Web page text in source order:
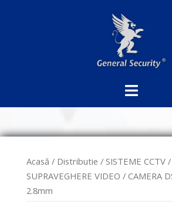
Acasă / Distributie / SISTEME CCTV /
SUPRAVEGHERE VIDEO / CAMERA
2.8mm